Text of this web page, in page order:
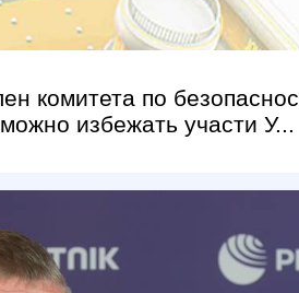
комитета по
избежать участи У...